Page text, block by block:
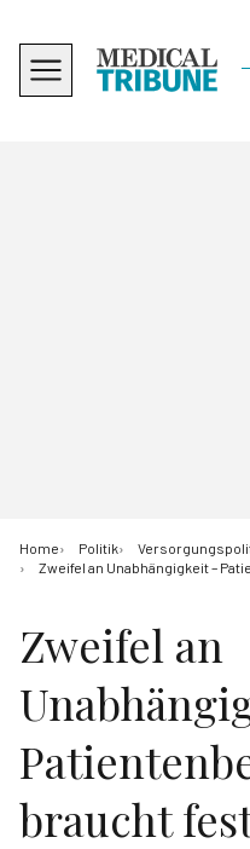
Home Politik
Zweifel an Unabhängigkeit –
Zweifel an
braucht